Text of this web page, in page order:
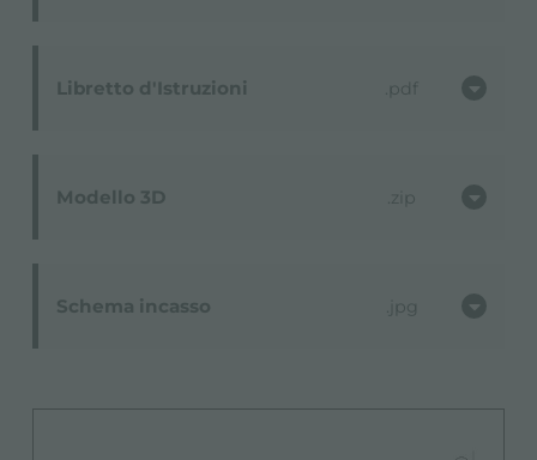
Libretto d'Istruzioni pdf
Modello 3D zip
Schema incasso jpg